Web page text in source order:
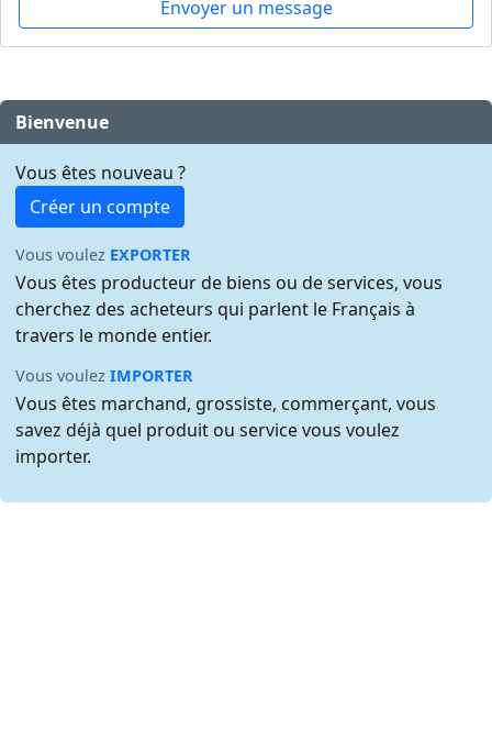
Envoyer un message
Bienvenue
Vous êtes nouveau ?
Créer un compte
Vous voulez EXPORTER
Vous êtes producteur de biens ou de services, vous
cherchez des acheteurs qui parlent le Français à
travers le monde entier.
Vous voulezIMPORTER
Vous êtes marchand, grossiste, commerçant, vous
savez déjà quel produit ou service vous voulez
importer.